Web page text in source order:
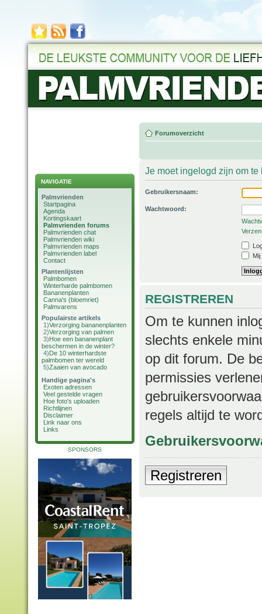
NAVIGATIE
Palmvrienden
Startpagina
Agenda
Kortingskaart
Palmvrienden forums
Palmvrienden chat
Palmvrienden wiki
Palmvrienden maps
Palmvrienden label
Contact
Plantenlijsten
Palmbomen
Winterharde palmbomen
Bananenplanten
Canna's (bloemriet)
Palmvarens
Populairste artikels
1)Verzorging bananenplanten
2)Verzorging van palmen
3)Hoe een bananenplant
beschermen in de winter?
4)De 10 winterhardste
palmbomen ter wereld
5)Zaaien van avocado
Handige pagina's
Exoten adressen
Veel gestelde vragen
Hoe foto's uploaden
Richtlijnen
Disclaimer
Link naar ons
Links
SPONSORS
Forumoverzicht
Je moet ingelogd zijn om
Gebruikersnaam:
Wachtwoord:
REGISTREREN
Om te kunnen
slechts enkele
op dit forum. De
permissies
regels altijd te
Registreren